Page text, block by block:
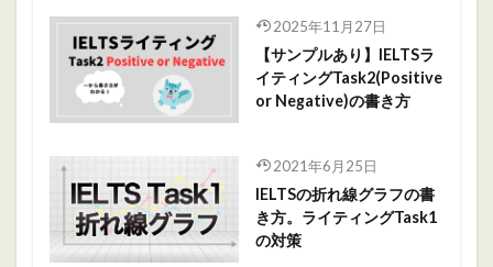
2025年11月27日
【サンプルあり】IELTSラ
イティングTask2(Positive
or Negative)の書き方
2021年6月25日
IELTSの折れ線グラフの書
き方。ライティングTask1
の対策